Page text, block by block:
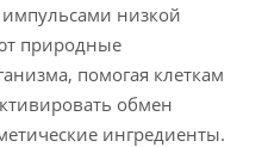
низкой
природные
помогая клеткам
обмен
ингредиенты.